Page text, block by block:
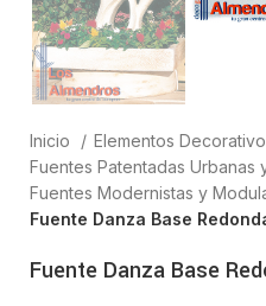
Inicio
Elementos
Fuentes Patentadas Urbanas
Fuentes Modernistas y
Fuente Danza Base
Fuente Danza Base